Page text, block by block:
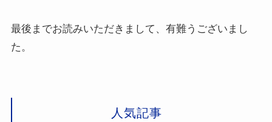
最後までお読みいただきまして、有難うございまし
た。
人気記事